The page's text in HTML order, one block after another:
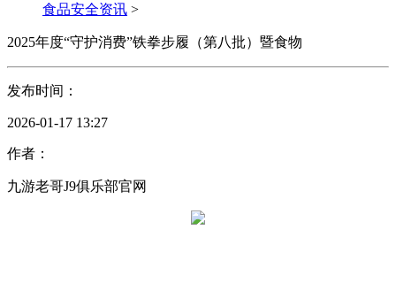
食品安全资讯 >
2025年度“守护消费”铁拳步履（第八批）暨食物
发布时间：
2026-01-17 13:27
作者：
九游老哥J9俱乐部官网